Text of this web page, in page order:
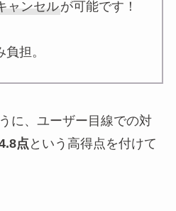
ャンセルが可能です！
担。
に、ユーザー目線での対
点 という高得点を付けて